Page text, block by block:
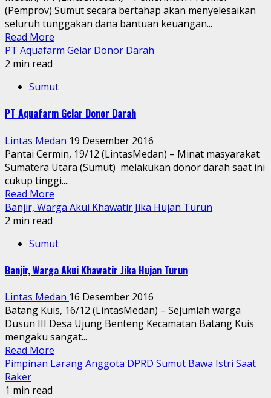
(Pemprov) Sumut secara bertahap akan menyelesaikan
seluruh tunggakan dana bantuan keuangan...
Read More
PT Aquafarm Gelar Donor Darah
2 min read
Sumut
PT Aquafarm Gelar Donor Darah
Lintas Medan 19 Desember 2016
Pantai Cermin, 19/12 (LintasMedan) – Minat masyarakat
Sumatera Utara (Sumut) melakukan donor darah saat ini
cukup tinggi....
Read More
Banjir, Warga Akui Khawatir Jika Hujan Turun
2 min read
Sumut
Banjir, Warga Akui Khawatir Jika Hujan Turun
Lintas Medan 16 Desember 2016
Batang Kuis, 16/12 (LintasMedan) – Sejumlah warga
Dusun III Desa Ujung Benteng Kecamatan Batang Kuis
mengaku sangat...
Read More
Pimpinan Larang Anggota DPRD Sumut Bawa Istri Saat
Raker
1 min read